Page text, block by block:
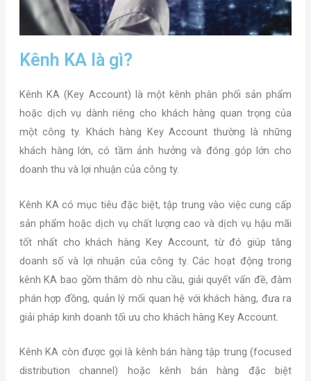
Kênh KA là gì?
Kênh KA (Key Account) là một kênh phân phối sản phẩm
hoặc dịch vụ dành riêng cho khách hàng quan trọng của
một công ty. Khách hàng Key Account thường là những
khách hàng lớn, có tầm ảnh hưởng và đóng góp lớn cho
doanh thu và lợi nhuận của công ty.
Kênh KA có mục tiêu đặc biệt, tập trung vào việc cung cấp
sản phẩm hoặc dịch vụ chất lượng cao và dịch vụ hậu mãi
tốt nhất cho khách hàng Key Account, từ đó giúp tăng
doanh số và lợi nhuận của công ty. Các hoạt động trong
kênh KA bao gồm thăm dò nhu cầu, giải quyết vấn đề, đàm
phán hợp đồng, quản lý mối quan hệ với khách hàng, đưa ra
giải pháp kinh doanh tối ưu cho khách hàng Key Account.
Kênh KA còn được gọi là kênh bán hàng tập trung (focused
distribution channel) hoặc kênh bán hàng đặc biệt